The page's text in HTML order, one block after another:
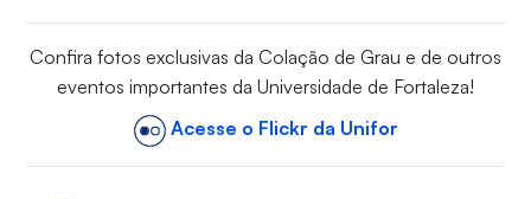
Confira fotos exclusivas da Colação de Grau e de outros
eventos importantes da Universidade de Fortaleza!
Acesse o Flickr da Unifor